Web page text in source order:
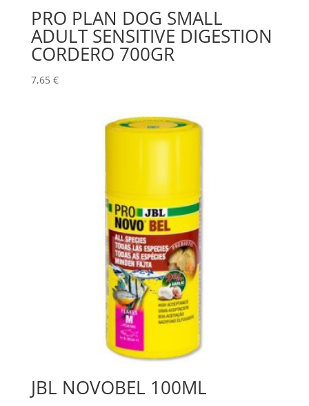
PRO PLAN DOG SMALL
ADULT SENSITIVE DIGESTION
CORDERO 700GR
7,65 €
JBL NOVOBEL 100ML